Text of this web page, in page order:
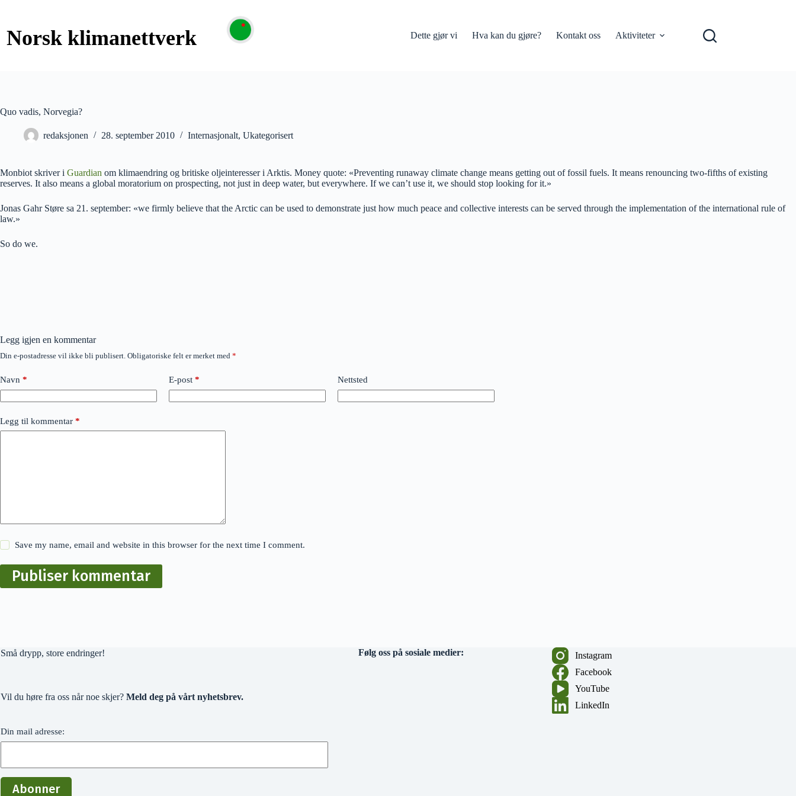
Dette gjør vi Hva kan du gjøre? Kontakt oss Aktiviteter
Quo vadis, Norvegia?
redaksjonen 28. september 2010 Internasjonalt, Ukategorisert
Monbiot skriver i Guardian om klimaendring og britiske oljeinteresser i Arktis. Money quote: «Preventing runaway climate change means getting out of fossil fuels. It means renouncing two-fifths of existing
reserves. It also means a global moratorium on prospecting, not just in deep water, but everywhere. If we can’t use it, we should stop looking for it.»
Jonas Gahr Støre sa 21. september: «we firmly believe that the Arctic can be used to demonstrate just how much peace and collective interests can be served through the implementation of the international rule of
law.»
So do we.
Legg igjen en kommentar
Din e-postadresse vil ikke bli publisert. Obligatoriske felt er merket med *
Navn * E-post * Nettsted
Legg til kommentar *
Save my name, email and website in this browser for the next time I comment.
Publiser kommentar
Små drypp, store endringer!
Vil du høre fra oss når noe skjer? Meld deg på vårt nyhetsbrev.
Din mail adresse:
Følg oss på sosiale medier:
Instagram
Facebook
YouTube
LinkedIn